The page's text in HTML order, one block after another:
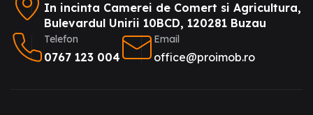
In incinta Camerei de Comert si Agricultura,
Bulevardul Unirii 10BCD, 120281 Buzau
Telefon
0767 123 004
Email
office@proimob.ro